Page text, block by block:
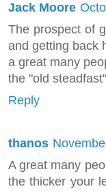
Jack Moore
The prospect of
and getting back
a great many
the "old
Reply
thanos
A great many
the thicker your